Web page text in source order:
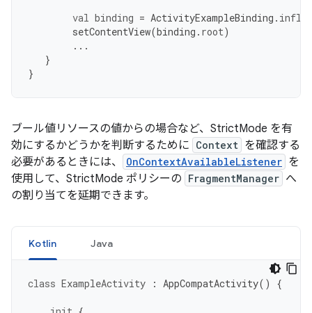
val binding = ActivityExampleBinding .
setContentView(binding . root)
...
}
}
ブール値リソースの値からの場合など、StrictMode を有
効にするかどうかを判断するために Context を確認する
必要があるときには、
OnContextAvailableListener を
使用して、StrictMode ポリシーの FragmentManager へ
の割り当てを延期できます。
Kotlin Java
class ExampleActivity : AppCompatActivity() {